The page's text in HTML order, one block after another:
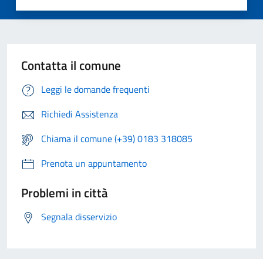
Contatta il comune
Leggi le domande frequenti
Richiedi Assistenza
Chiama il comune (+39) 0183 318085
Prenota un appuntamento
Problemi in città
Segnala disservizio